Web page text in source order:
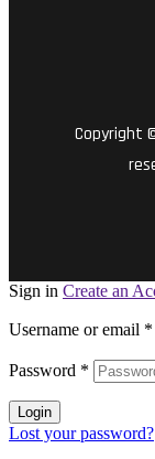
Copyright
Sign in Create an
Username or email *
Password *
Login
Lost your password?